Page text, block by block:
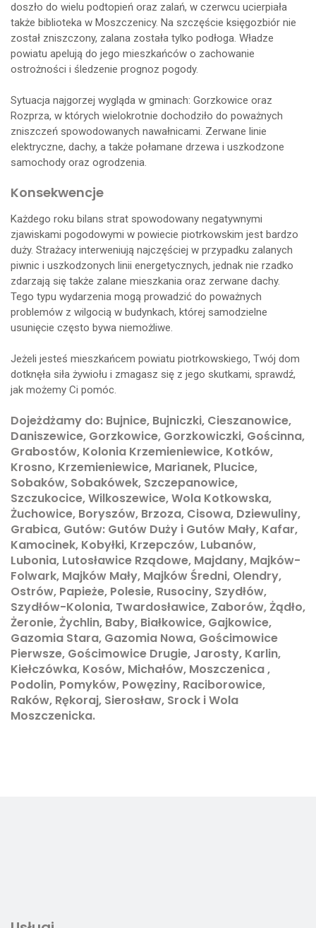
doszło do wielu podtopień oraz zalań, w czerwcu ucierpiała
także biblioteka w Moszczenicy. Na szczęście księgozbiór nie
został zniszczony, zalana została tylko podłoga. Władze
powiatu apelują do jego mieszkańców o zachowanie
ostrożności i śledzenie prognoz pogody.
Sytuacja najgorzej wygląda w gminach: Gorzkowice oraz
Rozprza, w których wielokrotnie dochodziło do poważnych
zniszczeń spowodowanych nawałnicami. Zerwane linie
elektryczne, dachy, a także połamane drzewa i uszkodzone
samochody oraz ogrodzenia.
Konsekwencje
Każdego roku bilans strat spowodowany negatywnymi
zjawiskami pogodowymi w powiecie piotrkowskim jest bardzo
duży. Strażacy interweniują najczęściej w przypadku zalanych
piwnic i uszkodzonych linii energetycznych, jednak nie rzadko
zdarzają się także zalane mieszkania oraz zerwane dachy.
Tego typu wydarzenia mogą prowadzić do poważnych
problemów z wilgocią w budynkach, której samodzielne
usunięcie często bywa niemożliwe.
Jeżeli jesteś mieszkańcem powiatu piotrkowskiego, Twój dom
dotknęła siła żywiołu i zmagasz się z jego skutkami, sprawdź,
jak możemy Ci pomóc.
Dojeżdżamy do: Bujnice, Bujniczki, Cieszanowice,
Daniszewice, Gorzkowice, Gorzkowiczki, Gościnna,
Grabostów, Kolonia Krzemieniewice, Kotków,
Krosno, Krzemieniewice, Marianek, Plucice,
Sobaków, Sobakówek, Szczepanowice,
Szczukocice, Wilkoszewice, Wola Kotkowska,
Żuchowice, Boryszów, Brzoza, Cisowa, Dziewuliny,
Grabica, Gutów: Gutów Duży i Gutów Mały, Kafar,
Kamocinek, Kobyłki, Krzepczów, Lubanów,
Lubonia, Lutosławice Rządowe, Majdany, Majków-
Folwark, Majków Mały, Majków Średni, Olendry,
Ostrów, Papieże, Polesie, Rusociny, Szydłów,
Szydłów-Kolonia, Twardosławice, Zaborów, Żądło,
Żeronie, Żychlin, Baby, Białkowice, Gajkowice,
Gazomia Stara, Gazomia Nowa, Gościmowice
Pierwsze, Gościmowice Drugie, Jarosty, Karlin,
Kiełczówka, Kosów, Michałów, Moszczenica ,
Podolin, Pomyków, Powęziny, Raciborowice,
Raków, Rękoraj, Sierosław, Srock i Wola
Moszczenicka.